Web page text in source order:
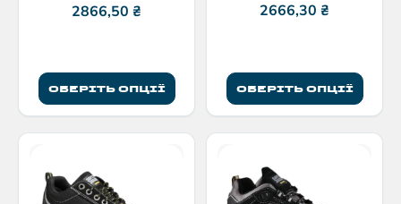
2866,50 ₴
ОБЕРІТЬ ОПЦІЇ
2666,30 ₴
ОБЕРІТЬ ОПЦІЇ